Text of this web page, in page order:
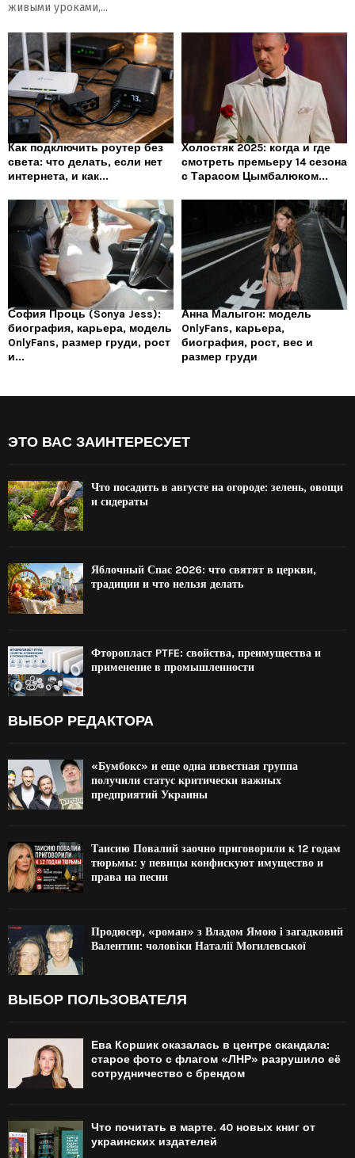
живыми уроками,...
Как подключить роутер без
света: что делать, если нет
интернета, и как...
Холостяк 2025: когда и где
смотреть премьеру 14 сезона
с Тарасом Цымбалюком...
София Проць (Sonya Jess):
биография, карьера, модель
OnlyFans, размер груди, рост
и...
Анна Малыгон: модель
OnlyFans, карьера,
биография, рост, вес и
размер груди
ЭТО ВАС ЗАИНТЕРЕСУЕТ
Что посадить в августе на огороде: зелень, овощи
и сидераты
Яблочный Спас 2026: что святят в церкви,
традиции и что нельзя делать
Фторопласт PTFE: свойства, преимущества и
применение в промышленности
ВЫБОР РЕДАКТОРА
«Бумбокс» и еще одна известная группа
получили статус критически важных
предприятий Украины
Таисию Повалий заочно приговорили к 12 годам
тюрьмы: у певицы конфискуют имущество и
права на песни
Продюсер, «роман» з Владом Ямою і загадковий
Валентин: чоловіки Наталії Могилевської
ВЫБОР ПОЛЬЗОВАТЕЛЯ
Ева Коршик оказалась в центре скандала:
старое фото с флагом «ЛНР» разрушило её
сотрудничество с брендом
Что почитать в марте. 40 новых книг от
украинских издателей